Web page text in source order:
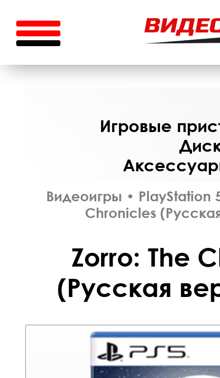
Игровые
Видеоигры • PlayStation
Chronicles
Zorro: The
(Русская